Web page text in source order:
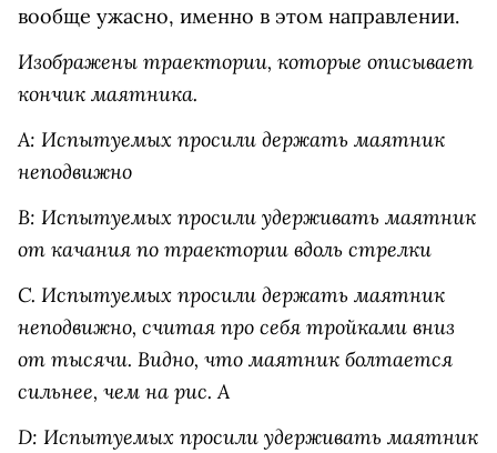
вообще ужасно, именно в этом направлении.
Изображены траектории, которые описывает
кончик маятника.
А: Испытуемых просили держать маятник
неподвижно
В: Испытуемых просили удерживать маятник
от качания по траектории вдоль стрелки
С. Испытуемых просили держать маятник
неподвижно, считая про себя тройками вниз
от тысячи. Видно, что маятник болтается
сильнее, чем на рис. А
D: Испытуемых просили удерживать маятник